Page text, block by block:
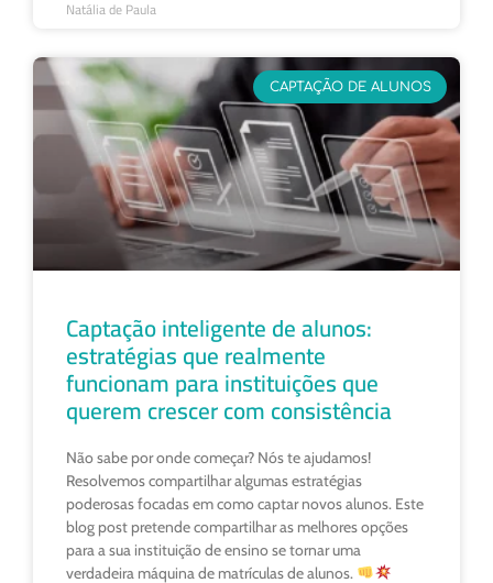
Natália de Paula
CAPTAÇÃO DE ALUNOS
Captação inteligente de alunos:
estratégias que realmente
funcionam para instituições que
querem crescer com consistência
Não sabe por onde começar? Nós te ajudamos!
Resolvemos compartilhar algumas estratégias
poderosas focadas em como captar novos alunos. Este
blog post pretende compartilhar as melhores opções
para a sua instituição de ensino se tornar uma
verdadeira máquina de matrículas de alunos.